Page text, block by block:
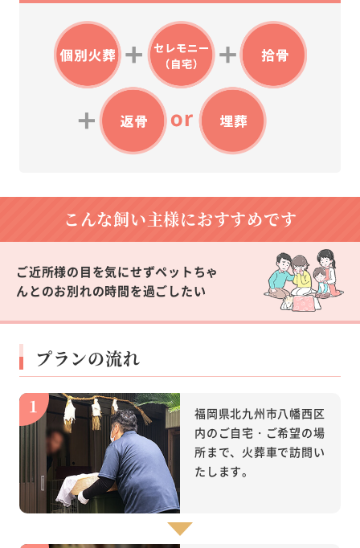
こんな飼い主様におすすめです
ご近所様の目を気にせずペットちゃ
んとのお別れの時間を過ごしたい
プランの流れ
福岡県北九州市八幡西区
内のご自宅・ご希望の場
所まで、火葬車で訪問い
たします。